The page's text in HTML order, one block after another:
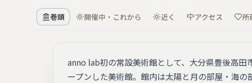
巻頭 開催中・これから 近く アクセス 所
anno lab初の常設美術館として、大分県豊後高
ープンした美術館。館内は太陽と月の部屋・海